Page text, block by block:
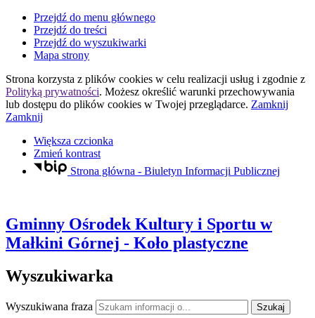
Przejdź do menu głównego
Przejdź do treści
Przejdź do wyszukiwarki
Mapa strony
Strona korzysta z plików cookies w celu realizacji usług i zgodnie z
Polityką prywatności. Możesz określić warunki przechowywania
lub dostępu do plików cookies w Twojej przeglądarce. Zamknij
Zamknij
Większa czcionka
Zmień kontrast
Strona główna - Biuletyn Informacji Publicznej
Gminny Ośrodek Kultury i Sportu w
Małkini Górnej - Koło plastyczne
Wyszukiwarka
Wyszukiwana fraza Szukaj